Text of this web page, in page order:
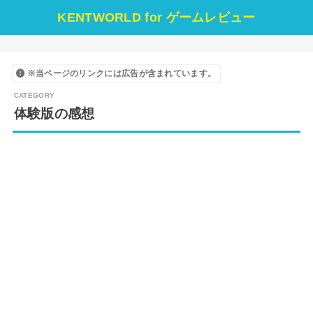
KENTWORLD for ゲームレビュー
※当ページのリンクには広告が含まれています。
体験版の感想